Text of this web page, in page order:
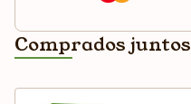
Comprados